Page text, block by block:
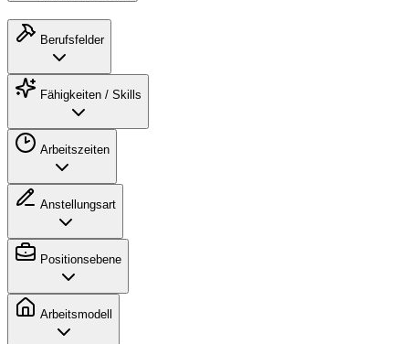
Berufsfelder
Fähigkeiten / Skills
Arbeitszeiten
Anstellungsart
Positionsebene
Arbeitsmodell